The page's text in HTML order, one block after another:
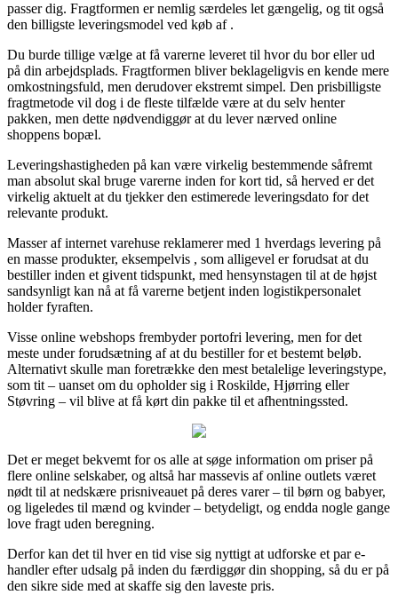
passer dig. Fragtformen er nemlig særdeles let gængelig, og tit også
den billigste leveringsmodel ved køb af .
Du burde tillige vælge at få varerne leveret til hvor du bor eller ud
på din arbejdsplads. Fragtformen bliver beklageligvis en kende mere
omkostningsfuld, men derudover ekstremt simpel. Den prisbilligste
fragtmetode vil dog i de fleste tilfælde være at du selv henter
pakken, men dette nødvendiggør at du lever nærved online
shoppens bopæl.
Leveringshastigheden på kan være virkelig bestemmende såfremt
man absolut skal bruge varerne inden for kort tid, så herved er det
virkelig aktuelt at du tjekker den estimerede leveringsdato for det
relevante produkt.
Masser af internet varehuse reklamerer med 1 hverdags levering på
en masse produkter, eksempelvis , som alligevel er forudsat at du
bestiller inden et givent tidspunkt, med hensynstagen til at de højst
sandsynligt kan nå at få varerne betjent inden logistikpersonalet
holder fyraften.
Visse online webshops frembyder portofri levering, men for det
meste under forudsætning af at du bestiller for et bestemt beløb.
Alternativt skulle man foretrække den mest betalelige leveringstype,
som tit – uanset om du opholder sig i Roskilde, Hjørring eller
Støvring – vil blive at få kørt din pakke til et afhentningssted.
Det er meget bekvemt for os alle at søge information om priser på
flere online selskaber, og altså har massevis af online outlets været
nødt til at nedskære prisniveauet på deres varer – til børn og babyer,
og ligeledes til mænd og kvinder – betydeligt, og endda nogle gange
love fragt uden beregning.
Derfor kan det til hver en tid vise sig nyttigt at udforske et par e-
handler efter udsalg på inden du færdiggør din shopping, så du er på
den sikre side med at skaffe sig den laveste pris.